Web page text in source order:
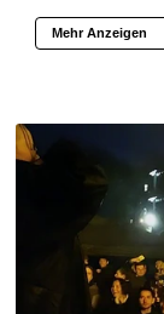
Mehr Anzeigen